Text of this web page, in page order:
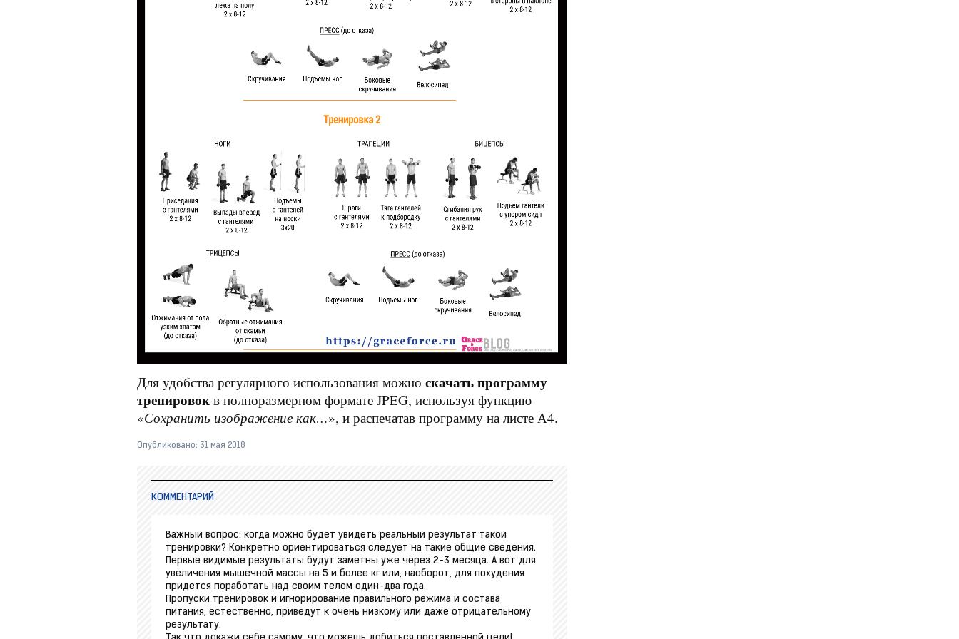
Для удобства регулярного использования можно скачать программу
тренировок в полноразмерном формате JPEG, используя функцию
«Сохранить изображение как…», и распечатав программу на листе А4.
Опубликовано: 31 мая 2018
КОММЕНТАРИЙ
Важный вопрос: когда можно будет увидеть реальный результат такой
тренировки? Конкретно ориентироваться следует на такие общие сведения.
Первые видимые результаты будут заметны уже через 2-3 месяца. А вот для
увеличения мышечной массы на 5 и более кг или, наоборот, для похудения
придется поработать над своим телом один-два года.
Пропуски тренировок и игнорирование правильного режима и состава
питания, естественно, приведут к очень низкому или даже отрицательному
результату.